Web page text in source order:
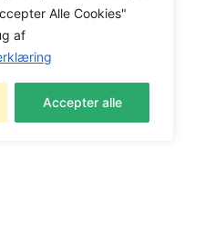
Alle Cookies"
af
Accepter alle